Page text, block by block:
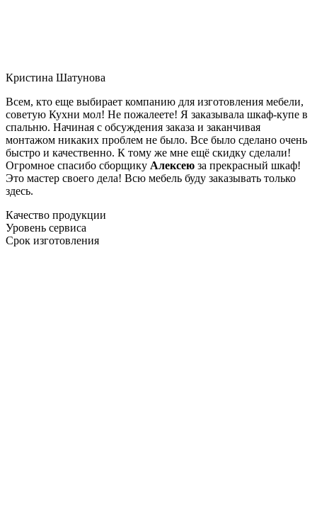
Кристина Шатунова
Всем, кто еще выбирает компанию для изготовления мебели,
советую Кухни мол! Не пожалеете! Я заказывала шкаф-купе в
спальню. Начиная с обсуждения заказа и заканчивая
монтажом никаких проблем не было. Все было сделано очень
быстро и качественно. К тому же мне ещё скидку сделали!
Огромное спасибо сборщику Алексею за прекрасный шкаф!
Это мастер своего дела! Всю мебель буду заказывать только
здесь.
Качество продукции
Уровень сервиса
Срок изготовления